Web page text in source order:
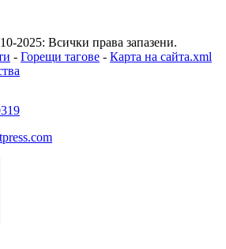
2025: Всички права запазени.
- Горещи тагове - Карта на сайта.xml